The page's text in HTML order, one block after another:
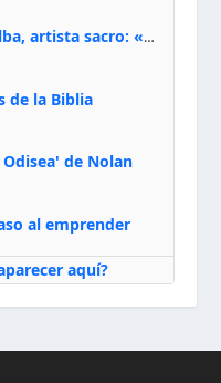
José Ricardo González del Alba, artista sacro: «Yo oro, hablo con Dios, le pido al Espíritu Santo su inspiración y siempre pinto rezando el rosario para que sea Él quien actúe a través de mis manos»
de la Biblia
de Nolan
al emprender
aquí?